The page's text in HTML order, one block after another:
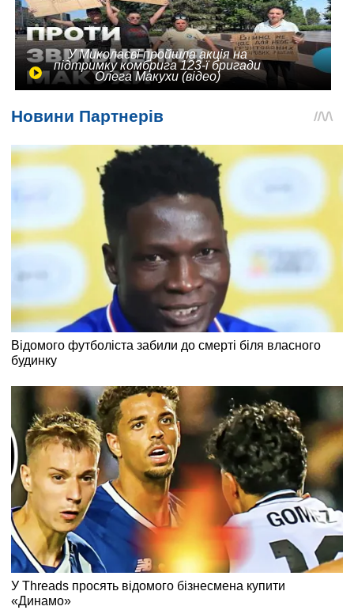
У Миколаєві пройшла акція на
підтримку комбрига 123-ї бригади
Олега Макухи (відео)